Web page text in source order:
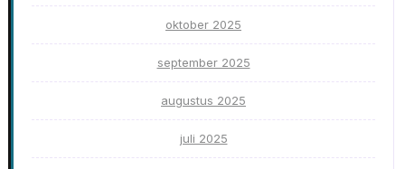
oktober 2025
september 2025
augustus 2025
juli 2025